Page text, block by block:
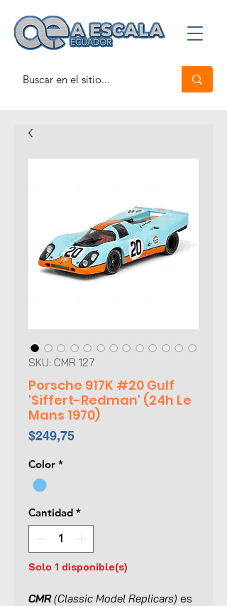
SKU: CMR 127
Porsche 917K #20 Gulf
'Siffert-Redman' (24h Le
Mans 1970)
$249,75Precio
Color *
Cantidad *
Solo 1 disponible(s)
CMR (Classic Model Replicars) es